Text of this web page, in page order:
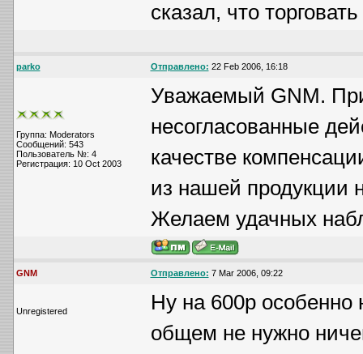
сказал, что
parko Отправлено: 22 Feb 2006, 16:18
Группа: Moderators
Сообщений: 543
Пользователь №: 4
Регистрация: 10 Oct 2003
Уважаемый GNM.
несогласованные
качестве
из нашей продукции
Желаем удачных
GNM Отправлено: 7 Mar 2006, 09:22
Unregistered
Ну на 600р особенно
общем не нужно